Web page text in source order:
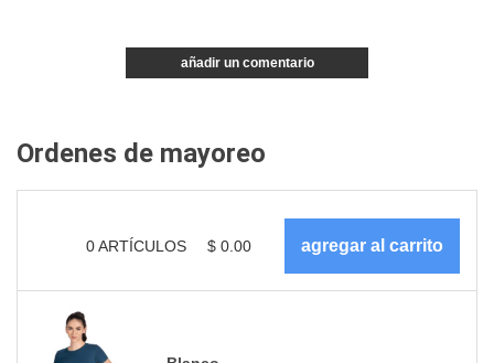
añadir un comentario
Ordenes de mayoreo
0ARTÍCULOS $ 0.00